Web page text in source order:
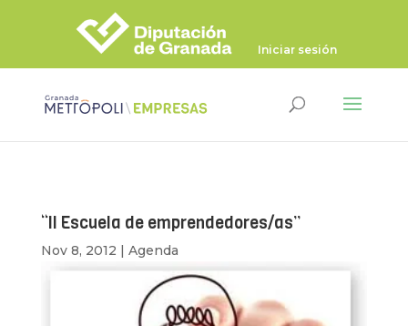
Iniciar sesión
“II Escuela de emprendedores/as”
Nov 8, 2012 | Agenda